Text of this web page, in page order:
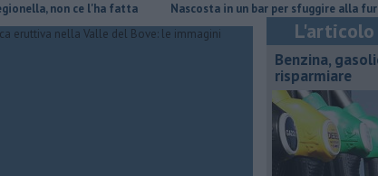
non ce l'ha fatta Nascosta in un bar per sfuggire alla furia del
​Benzina,
risparmiare